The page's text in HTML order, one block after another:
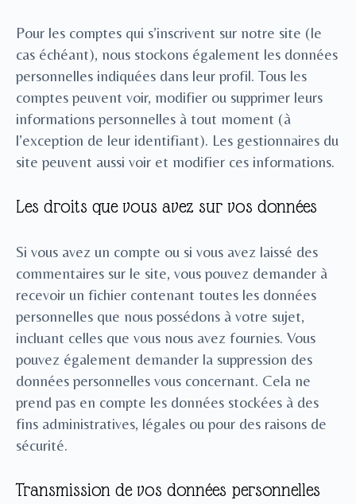
Pour les comptes qui s’inscrivent sur notre site (le
cas échéant), nous stockons également les données
personnelles indiquées dans leur profil. Tous les
comptes peuvent voir, modifier ou supprimer leurs
informations personnelles à tout moment (à
l’exception de leur identifiant). Les gestionnaires du
site peuvent aussi voir et modifier ces informations.
Les droits que vous avez sur vos données
Si vous avez un compte ou si vous avez laissé des
commentaires sur le site, vous pouvez demander à
recevoir un fichier contenant toutes les données
personnelles que nous possédons à votre sujet,
incluant celles que vous nous avez fournies. Vous
pouvez également demander la suppression des
données personnelles vous concernant. Cela ne
prend pas en compte les données stockées à des
fins administratives, légales ou pour des raisons de
sécurité.
Transmission de vos données personnelles